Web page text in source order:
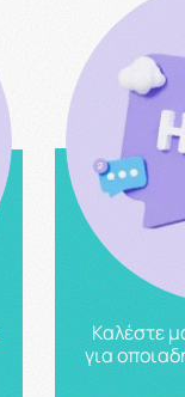
Καλέστε
για